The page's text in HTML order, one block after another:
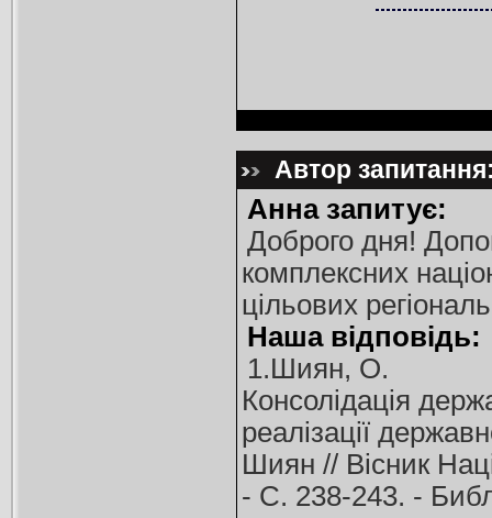
Автор
Анна запитує:
Доброго дня!
комплексних
цільових
Наша відповідь:
1.Шиян, О.
Консолідація
реалізації
Шиян // Вісник
- С. 238-243. -